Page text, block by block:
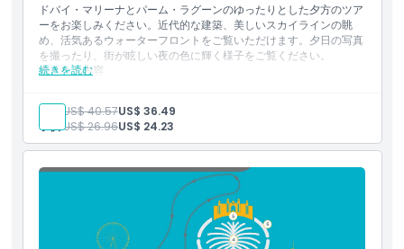
ドバイ・マリーナとパーム・ラグーンのゆったりとした夕方のツア
ーをお楽しみください。近代的な建築、美しいスカイラインの眺
め、活気あるウォーターフロントをご覧いただけます。夕日の写真
を撮ったり、街が眩しい夜の色に輝く様子をご覧ください。
続きを読む
含まれる内容
アー
近代的な建築とウォーターフロントのスカイラインの眺望
夕日や夜景の写真撮影の機会
ドバイの活気ある街並みをゆったりと楽しめる景観体験
大人: US$ 40.57US$ 36.49
子供:US$ 26.96US$ 24.23